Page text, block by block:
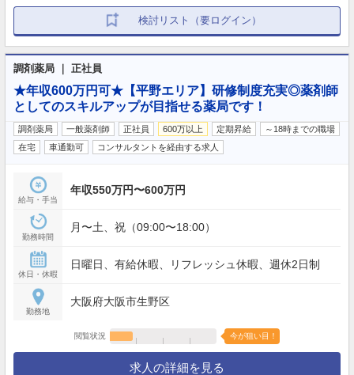
検討リスト（要ログイン）
調剤薬局 ｜ 正社員
★年収600万円可★【平野エリア】研修制度充実◎薬剤師
としてのスキルアップが目指せる薬局です！
調剤薬局 一般薬剤師 正社員 600万以上 定期昇給
～18時までの職場
在宅
車通勤可 コンサルタントを経由する求人
給与・手当
年収550万円〜600万円
勤務時間
月〜土、祝（09:00〜18:00）
休日・休暇
日曜日、有給休暇、リフレッシュ休暇、週休2日制
勤務地
大阪府大阪市生野区
閲覧状況 今が狙い目！
求人の詳細を見る